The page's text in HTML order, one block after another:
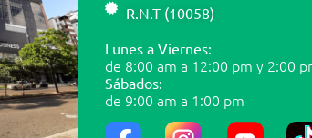
R.N.T (10058)
Lunes a Viernes:
de 8:00 am a 12:00 pm y 2:00
Sábados:
de 9:00 am a 1:00 pm